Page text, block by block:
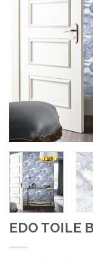
EDO TOILE